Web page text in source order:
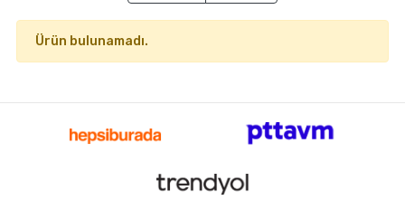
Ürün bulunamadı.